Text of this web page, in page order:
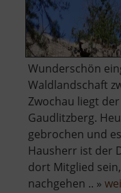
Wunderschön
Waldlandschaft
Zwochau liegt
Gaudlitzberg.
gebrochen und
Hausherr ist der
dort Mitglied
nachgehen .. »